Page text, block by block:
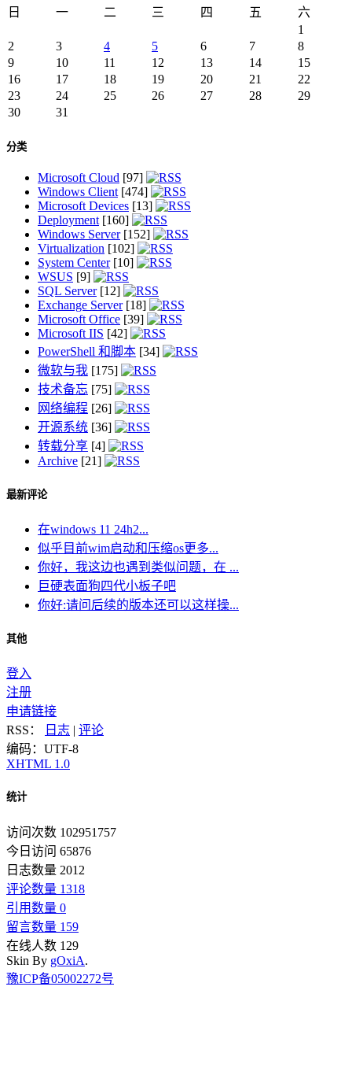
日
一 二 三 四 五
六
1
2
3 4 5 6 7
8
9
10 11 12 13 14
15
16
17 18 19 20 21
22
23
24 25 26 27 28
29
30
31
分类
Microsoft Cloud [97]
Windows Client[474]
Microsoft Devices [13]
Deployment[160]
Windows Server[152]
Virtualization [102]
System Center[10]
WSUS [9]
SQL Server[12]
Exchange Server[18]
Microsoft Office [39]
Microsoft IIS [42]
PowerShell 和脚本 [34]
微软与我 [175]
技术备忘 [75]
网络编程 [26]
开源系统 [36]
转载分享 [4]
Archive [21]
最新评论
在windows 11 24h2...
似乎目前wim启动和压缩os更多...
你好，我这边也遇到类似问题，在 ...
巨硬表面狗四代小板子吧
你好:请问后续的版本还可以这样操...
其他
登入
注册
申请链接
RSS：
日志 | 评论
编码：UTF-8
XHTML 1.0
统计
访问次数 102951757
今日访问 65876
日志数量 2012
评论数量 1318
引用数量 0
留言数量 159
在线人数 129
Skin By gOxiA.
豫ICP备05002272号